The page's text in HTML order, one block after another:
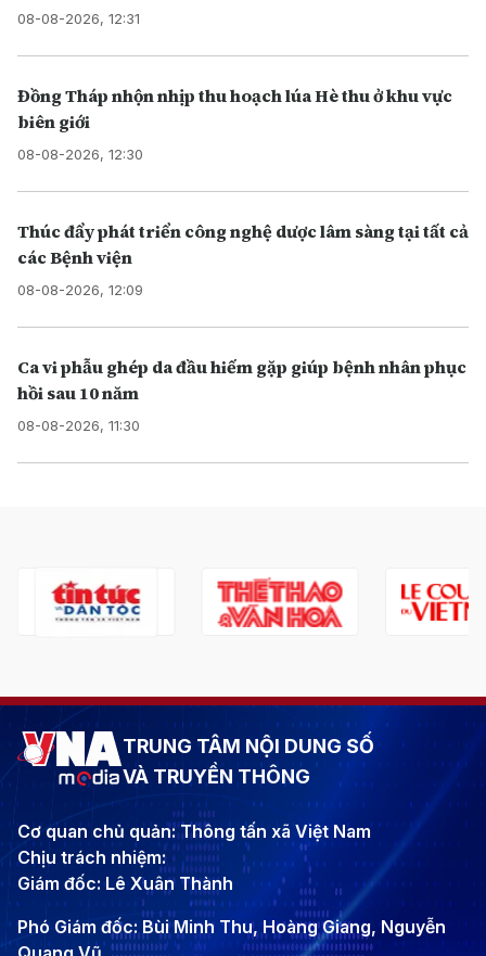
08-08-2026, 12:31
Đồng Tháp nhộn nhịp thu hoạch lúa Hè thu ở khu vực
biên giới
08-08-2026, 12:30
Thúc đẩy phát triển công nghệ dược lâm sàng tại tất cả
các Bệnh viện
08-08-2026, 12:09
Ca vi phẫu ghép da đầu hiếm gặp giúp bệnh nhân phục
hồi sau 10 năm
08-08-2026, 11:30
TRUNG TÂM NỘI DUNG SỐ
VÀ TRUYỀN THÔNG
Cơ quan chủ quản: Thông tấn xã Việt Nam
Chịu trách nhiệm:
Giám đốc: Lê Xuân Thành
Phó Giám đốc: Bùi Minh Thu, Hoàng Giang, Nguyễn